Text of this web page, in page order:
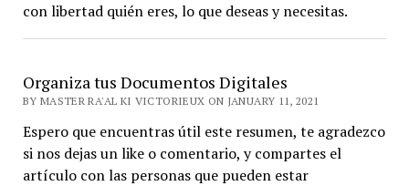
con libertad quién eres, lo que deseas y necesitas.
Organiza tus Documentos Digitales
BY MASTER RA'AL KI VICTORIEUX ON JANUARY 11, 2021
Espero que encuentras útil este resumen, te agradezco
si nos dejas un like o comentario, y compartes el
artículo con las personas que pueden estar